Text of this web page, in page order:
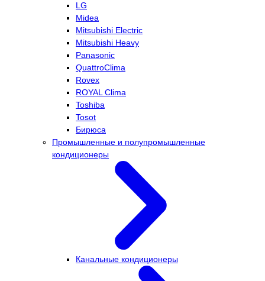
LG
Midea
Mitsubishi Electric
Mitsubishi Heavy
Panasonic
QuattroClima
Rovex
ROYAL Clima
Toshiba
Tosot
Бирюса
Промышленные и полупромышленные
кондиционеры
Канальные кондиционеры